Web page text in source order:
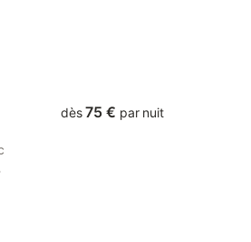
dès 75 € par nuit